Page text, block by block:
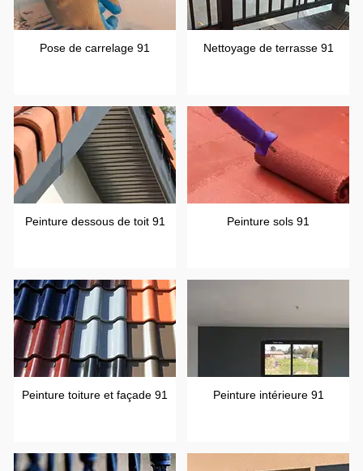
Pose de carrelage 91 Nettoyage de terrasse 91
Peinture dessous de toit 91 Peinture sols 91
Peinture toiture et façade 91 Peinture intérieure 91